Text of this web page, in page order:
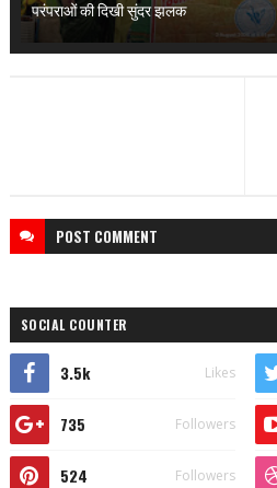
परंपराओं की दिखी सुंदर झलक
POST COMMENT
SOCIAL COUNTER
3.5k Likes
735 Followers
524 Followers